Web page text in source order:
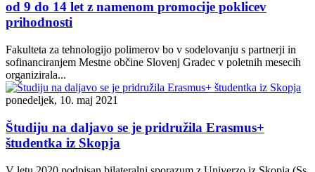
od 9 do 14 let z namenom promocije poklicev
prihodnosti
Fakulteta za tehnologijo polimerov bo v sodelovanju s partnerji in
sofinanciranjem Mestne občine Slovenj Gradec v poletnih mesecih
organizirala...
ponedeljek, 10. maj 2021
Študiju na daljavo se je pridružila Erasmus+
študentka iz Skopja